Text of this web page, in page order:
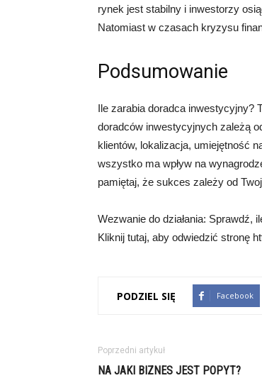
rynek jest stabilny i inwestorzy
Natomiast w czasach kryzysu
Podsumowanie
Ile zarabia doradca inwestycyjny?
doradców inwestycyjnych zależą
klientów, lokalizacja, umiejętność
wszystko ma wpływ na
pamiętaj, że sukces zależy od
Wezwanie do działania: Sprawdź,
Kliknij tutaj, aby odwiedzić stronę
PODZIEL SIĘ Facebook
Poprzedni artykuł
NA JAKI BIZNES JEST POPYT?